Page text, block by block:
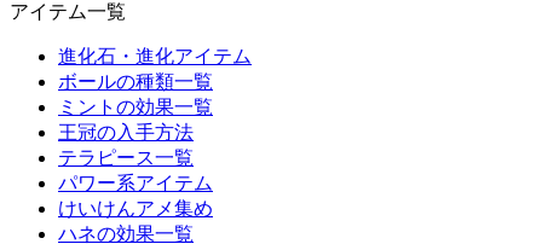
アイテム一覧
進化石・進化アイテム
ボールの種類一覧
ミントの効果一覧
王冠の入手方法
テラピース一覧
パワー系アイテム
けいけんアメ集め
ハネの効果一覧